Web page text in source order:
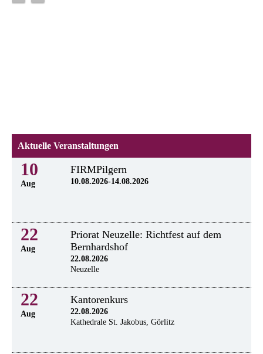
Aktuelle Veranstaltungen
10
Aug
FIRMPilgern
10.08.2026-14.08.2026
22
Aug
Priorat Neuzelle: Richtfest auf dem
Bernhardshof
22.08.2026
Neuzelle
22
Aug
Kantorenkurs
22.08.2026
Kathedrale St. Jakobus, Görlitz